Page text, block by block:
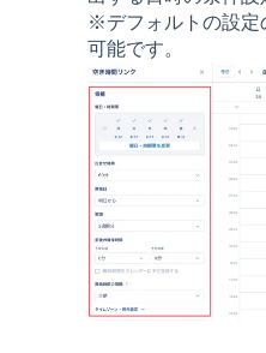
※デフォルトの設定
可能です。